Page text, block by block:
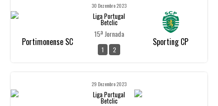
Portimonense SC
30 Dezembro 2023
Liga Portugal
Betclic
15ª Jornada
1 2
Sporting CP
29 Dezembro 2023
Liga Portugal
Betclic